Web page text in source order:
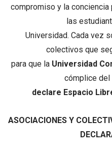
compromiso y la
las
Universidad. Cada vez
colectivos que
para que la Universidad
cómplice del
declare Espacio
ASOCIACIONES Y